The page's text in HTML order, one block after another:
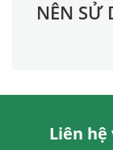
NÊN SỬ
Liên hệ